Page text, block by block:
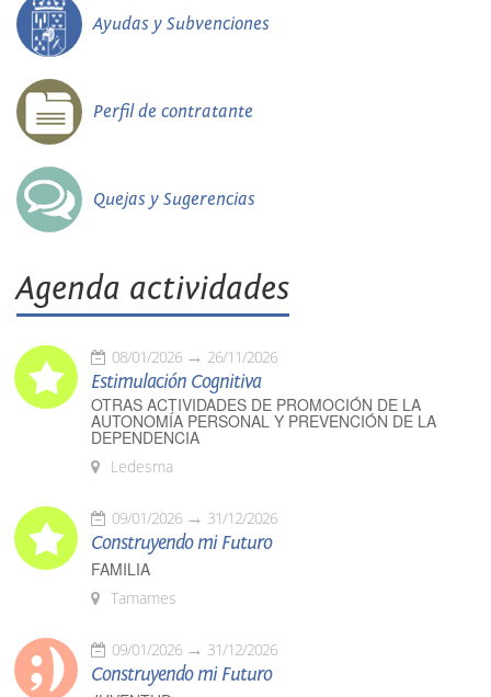
Ayudas y Subvenciones
Perfil de contratante
Quejas y Sugerencias
Agenda actividades
08/01/2026 26/11/2026
Estimulación Cognitiva
OTRAS ACTIVIDADES DE PROMOCIÓN DE LA
AUTONOMÍA PERSONAL Y PREVENCIÓN DE LA
DEPENDENCIA
Ledesma
09/01/2026 31/12/2026
Construyendo mi Futuro
FAMILIA
Tamames
09/01/2026 31/12/2026
Construyendo mi Futuro